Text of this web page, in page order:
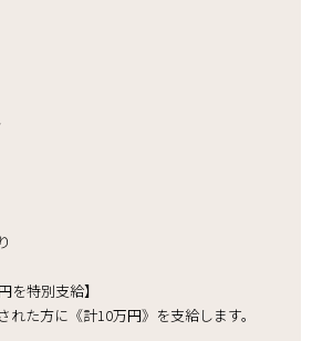
を特別支給】
た方に《計10万円》を支給します。